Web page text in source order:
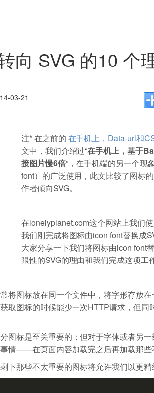
向 SVG 的10 个
03-21
注* 在之前的 在手机上，Data-url和
文中，我们介绍过“在手机上，基于
接图片慢6倍”，在手机端的另一个现
font）的广泛使用，此文比较了图标
作者倾向SVG。
在lonelyplanet.com这个网站上我们
我们刚完成将图标由icon font替换成
大家分享一下我们将图标由icon font
限性的SVG的理由和我们完成这项工
将图标放在同一个文件中，将字形存放
取图标的时候能少一次HTTP请求，但同
图标是至关重要的；但对于字体或者另
情——在页面内容加载完之后再加载那些
下那些不太重要的图标将允许我们以更精